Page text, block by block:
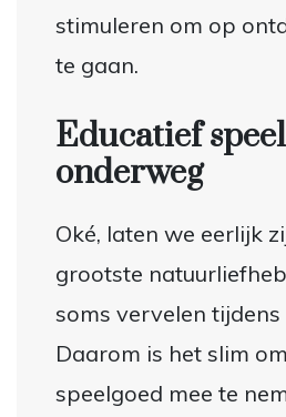
stimuleren om op
te gaan.
Educatief
onderweg
Oké, laten we eerlijk
grootste
soms vervelen
Daarom is het slim
speelgoed mee te